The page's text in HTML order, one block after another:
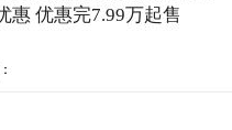
惠 优惠完7.99万起售